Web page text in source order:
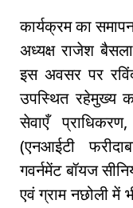
कार्यक्रम का
अध्यक्ष राजेश
इस अवसर पर
उपस्थित रहेमुख्य
सेवाएँ
(एनआईटी
गवर्नमेंट बॉयज
एवं ग्राम नछोली में